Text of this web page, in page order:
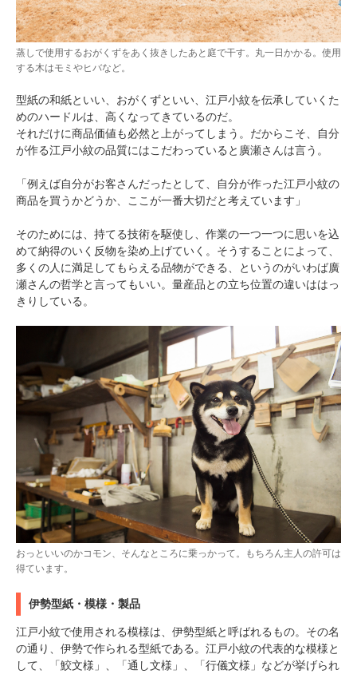
蒸しで使用するおがくずをあく抜きしたあと庭で干す。丸一日かかる。使用
する木はモミやヒバなど。
型紙の和紙といい、おがくずといい、江戸小紋を伝承していくた
めのハードルは、高くなってきているのだ。
それだけに商品価値も必然と上がってしまう。だからこそ、自分
が作る江戸小紋の品質にはこだわっていると廣瀬さんは言う。
「例えば自分がお客さんだったとして、自分が作った江戸小紋の
商品を買うかどうか、ここが一番大切だと考えています」
そのためには、持てる技術を駆使し、作業の一つ一つに思いを込
めて納得のいく反物を染め上げていく。そうすることによって、
多くの人に満足してもらえる品物ができる、というのがいわば廣
瀬さんの哲学と言ってもいい。量産品との立ち位置の違いははっ
きりしている。
おっといいのかコモン、そんなところに乗っかって。もちろん主人の許可は
得ています。
伊勢型紙・模様・製品
江戸小紋で使用される模様は、伊勢型紙と呼ばれるもの。その名
の通り、伊勢で作られる型紙である。江戸小紋の代表的な模様と
して、「鮫文様」、「通し文様」、「行儀文様」などが挙げられ